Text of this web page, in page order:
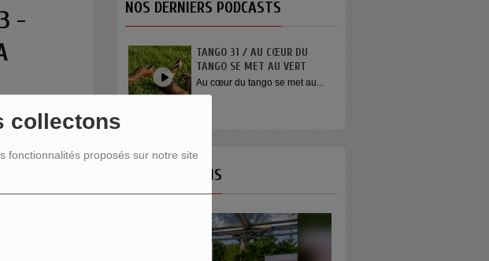
collectons
fonctionnalités proposés sur notre site
-
NOS DERNIERS PODCASTS
TANGO 31 / AU CŒUR DU
TANGO SE MET AU VERT
Au cœur du tango se met au...
INTERVIEW SORTIE DE SCÈNE
YOUN SUN NAH
Quelques mots de la chanteuse
NOS ÉMISSIONS